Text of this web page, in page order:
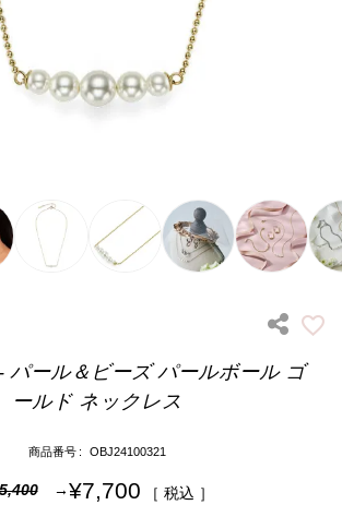
パール＆ビーズ パールボール ゴ
ールド ネックレス
商品番号 OBJ24100321
¥7,700 税込